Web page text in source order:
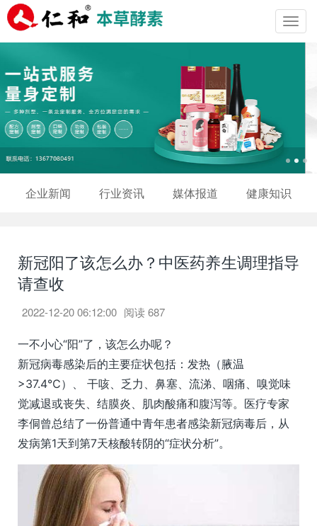
企业新闻 行业资讯 媒体报道 健康知识
新冠阳了该怎么办？中医药养生调理指导
请查收
2022-12-20 06:12:00 阅读687
一不小心“阳”了，该怎么办呢？
新冠病毒感染后的主要症状包括：发热（腋温
>37.4℃）、 干咳、乏力、鼻塞、流涕、咽痛、嗅觉味
觉减退或丧失、结膜炎、肌肉酸痛和腹泻等。医疗专家
李侗曾总结了一份普通中青年患者感染新冠病毒后，从
发病第1天到第7天核酸转阴的“症状分析”。